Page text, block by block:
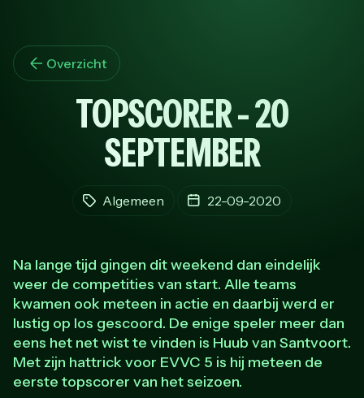
Overzicht
TOPSCORER - 20
SEPTEMBER
Algemeen 22-09-2020
Na lange tijd gingen dit weekend dan eindelijk
weer de competities van start. Alle teams
kwamen ook meteen in actie en daarbij werd er
lustig op los gescoord. De enige speler meer dan
eens het net wist te vinden is Huub van Santvoort.
Met zijn hattrick voor EVVC 5 is hij meteen de
eerste topscorer van het seizoen.